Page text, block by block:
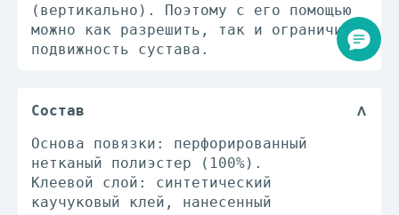
(вертикально). Поэтому с его помощью
можно как разрешить, так и ограничить
подвижность сустава.
Состав
Основа повязки: перфорированный
нетканый полиэстер (100%).
Клеевой слой: синтетический
каучуковый клей, нанесенный